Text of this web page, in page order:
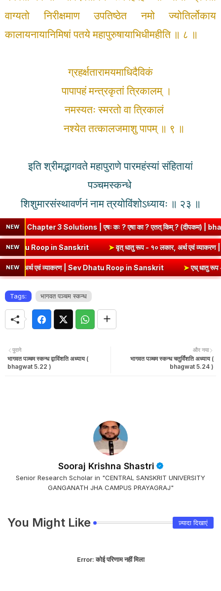
वाग्यतो निरीक्षमाणउपतिष्ठेत नमो ज्योतिर्लोकाय
कालायनायानिमिषां पतये महापुरुषायाभिधीमहीति ॥ ८ ॥
ग्रहर्क्षतारामयमाधिदैविकं
पापापहं मन्त्रकृतां त्रिकालम् ।
नमस्यतः स्मरतो वा त्रिकालं
नश्येत तत्कालजमाशु पापम् ॥ ९ ॥
इति श्रीमद्भागवते महापुराणे पारमहंस्यां संहितायां
पञ्चमस्कन्धे
शिशुमारसंस्थावर्णनं नाम त्रयोविंशोऽध्यायः ॥ २३ ॥
NEW3 Solutions | एषः कः ? एषा का ? एतत् किम् ? (दीपकम) |
NEW
व्याकरण | Kri Dhatu Roop in Sanskrit ➤वृत् धातु रूप - १० लकार,
NEW
एवं व्याकरण | Sev Dhatu Roop in Sanskrit ➤एध् धातु रूप - १०
Tags: भागवत पञ्चम स्कन्ध
और नया
भागवत पञ्चम स्कन्ध चतुर्विंशति अध्याय (
bhagwat 5.24 )
पुराने
भागवत पञ्चम स्कन्ध द्वाविंशति अध्याय (
bhagwat 5.22 )
Sooraj Krishna Shastri
Senior Research Scholar in "CENTRAL SANSKRIT UNIVERSITY
GANGANATH JHA CAMPUS PRAYAGRAJ"
You Might Like ज़्यादा दिखाएं
Error:कोई परिणाम नहीं मिला